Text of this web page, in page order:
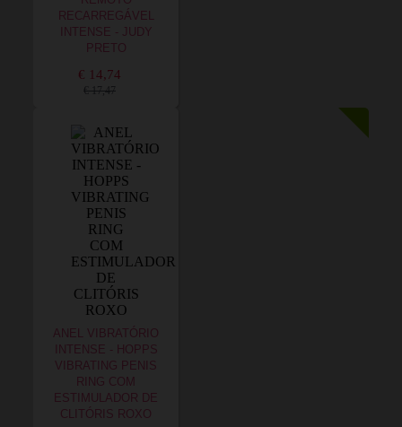
RECARREGÁVEL
INTENSE - JUDY
PRETO
€ 14,74
€ 17,47
ANEL VIBRATÓRIO
INTENSE - HOPPS
VIBRATING PENIS
RING COM
ESTIMULADOR DE
CLITÓRIS ROXO